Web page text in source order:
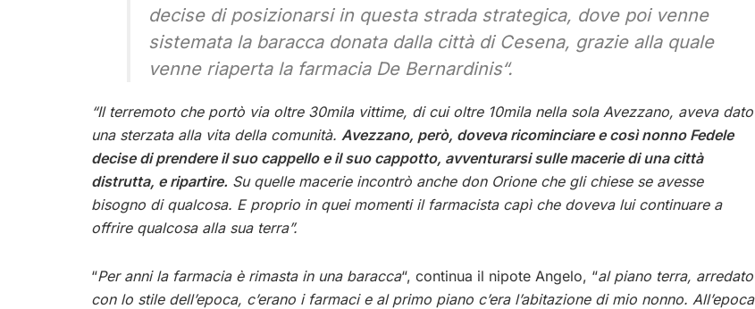
decise di posizionarsi in questa strada strategica, dove poi venne
sistemata la baracca donata dalla città di Cesena, grazie alla quale
venne riaperta la farmacia De Bernardinis“.
“Il terremoto che portò via oltre 30mila vittime, di cui oltre 10mila nella sola Avezzano, aveva dato
una sterzata alla vita della comunità. Avezzano, però, doveva ricominciare e così nonno Fedele
decise di prendere il suo cappello e il suo cappotto, avventurarsi sulle macerie di una città
distrutta, e ripartire. Su quelle macerie incontrò anche don Orione che gli chiese se avesse
bisogno di qualcosa. E proprio in quei momenti il farmacista capì che doveva lui continuare a
offrire qualcosa alla sua terra”.
“Per anni la farmacia è rimasta in una baracca“, continua il nipote Angelo, “al piano terra, arredato
con lo stile dell’epoca, c’erano i farmaci e al primo piano c’era l’abitazione di mio nonno. All’epoca